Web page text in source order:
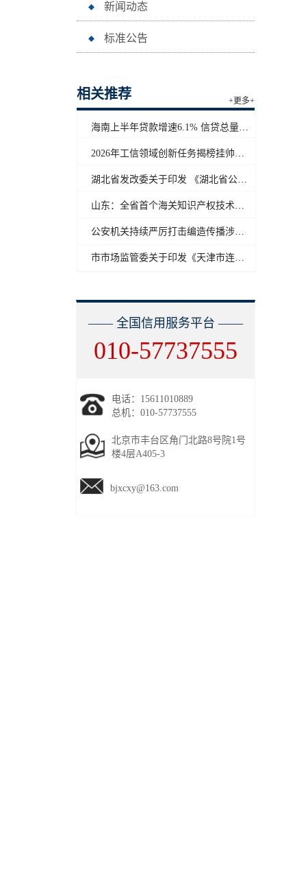
新闻动态
标准公告
相关推荐 +更多+
海南上半年贷款增速6.1% 信贷总量保持合理平稳增长
2026年工信领域创新任务揭榜挂帅工作启动
湖北省发改委关于印发 《湖北省公共信用信息目录（2026年版）》的通知
山东：全省首个海关知识产权技术调查官制度落地济南自贸片区
公安机关持续严厉打击编造传播涉汛涉灾网络谣言
市市场监管委关于印发《天津市连锁企业食品经营许可“先证后核”信用承诺审批实施办法》的通知
—— 全国信用服务平台 ——
010-57737555
电话：15611010889
总机：010-57737555
北京市丰台区角门北路8号院1号
楼4层A405-3
bjxcxy@163.com